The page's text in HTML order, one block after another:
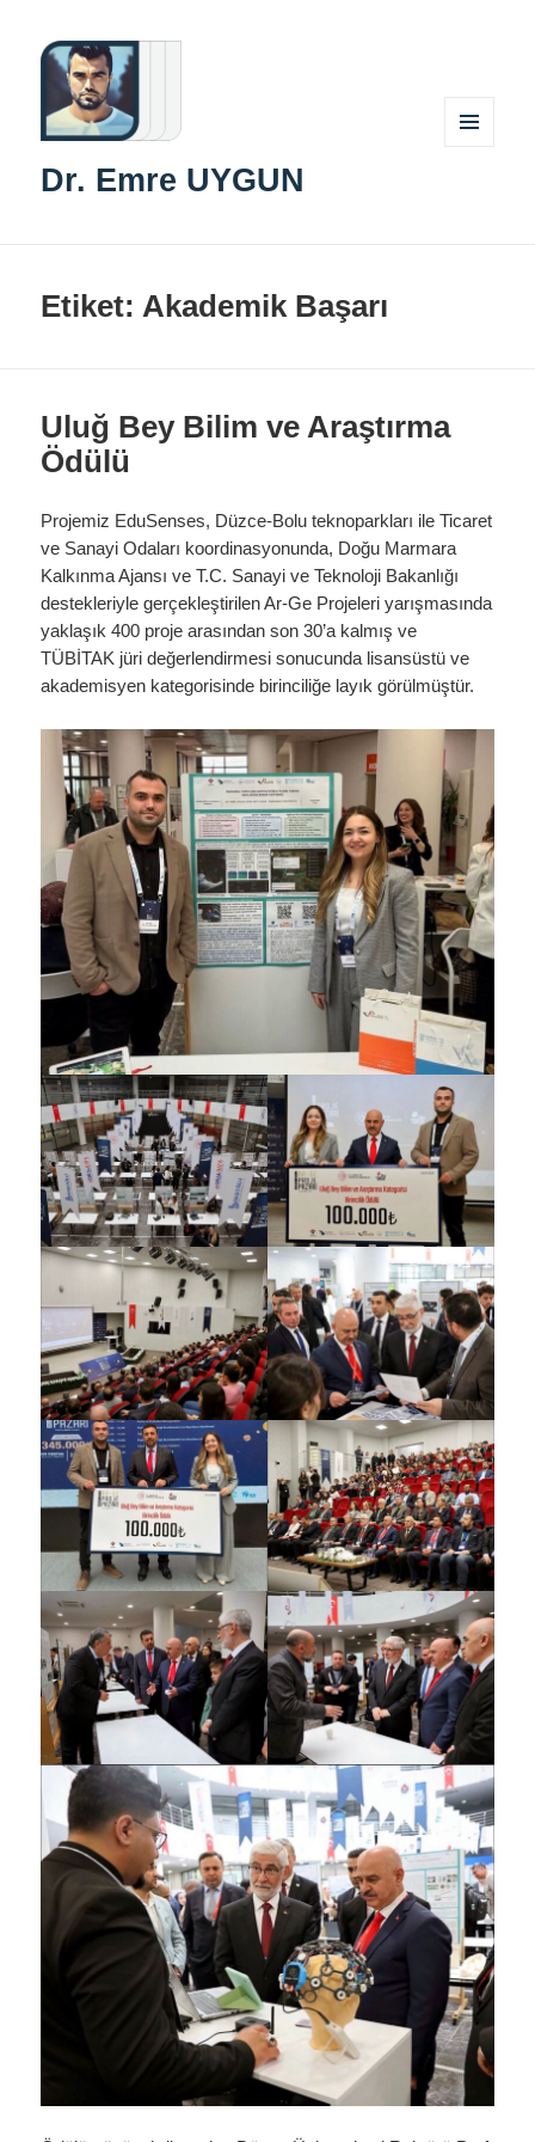
Dr. Emre UYGUN
Etiket:Akademik Başarı
Uluğ Bey Bilim ve Araştırma
Ödülü
Projemiz EduSenses, Düzce-Bolu teknoparkları ile Ticaret
ve Sanayi Odaları koordinasyonunda, Doğu Marmara
Kalkınma Ajansı ve T.C. Sanayi ve Teknoloji Bakanlığı
destekleriyle gerçekleştirilen Ar-Ge Projeleri yarışmasında
yaklaşık 400 proje arasından son 30’a kalmış ve
TÜBİTAK jüri değerlendirmesi sonucunda lisansüstü ve
akademisyen kategorisinde birinciliğe layık görülmüştür.